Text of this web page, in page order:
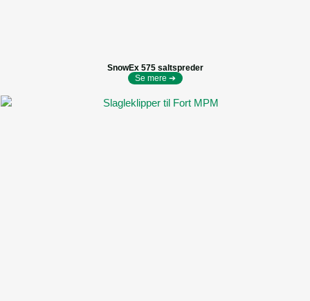
SnowEx 575 saltspreder
Se mere ➔